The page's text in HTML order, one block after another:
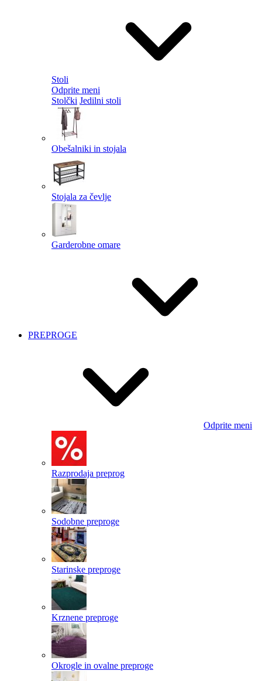
Stoli
Odprite meni
Stolčki Jedilni stoli
Obešalniki in stojala
Stojala za čevlje
Garderobne omare
PREPROGE
Odprite meni
Razprodaja preprog
Sodobne preproge
Starinske preproge
Krznene preproge
Okrogle in ovalne preproge